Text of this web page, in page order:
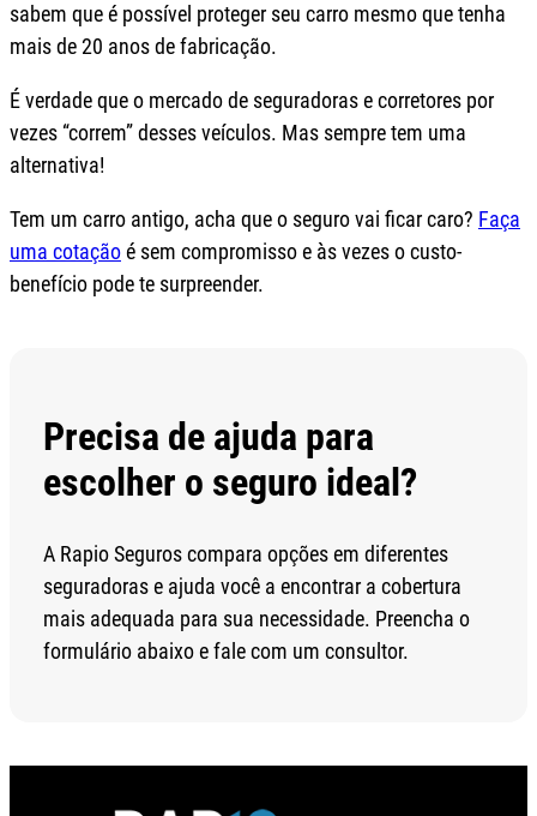
sabem que é possível proteger seu carro mesmo que tenha
mais de 20 anos de fabricação.
É verdade que o mercado de seguradoras e corretores por
vezes “correm” desses veículos. Mas sempre tem uma
alternativa!
Tem um carro antigo, acha que o seguro vai ficar caro? Faça
uma cotaçãoé sem compromisso e às vezes o custo-
benefício pode te surpreender.
Precisa de ajuda para
escolher o seguro ideal?
A Rapio Seguros compara opções em diferentes
seguradoras e ajuda você a encontrar a cobertura
mais adequada para sua necessidade. Preencha o
formulário abaixo e fale com um consultor.